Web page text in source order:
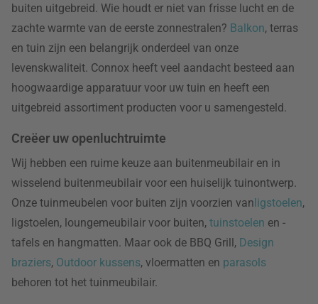
buiten uitgebreid. Wie houdt er niet van frisse lucht en de
zachte warmte van de eerste zonnestralen? Balkon, terras
en tuin zijn een belangrijk onderdeel van onze
levenskwaliteit. Connox heeft veel aandacht besteed aan
hoogwaardige apparatuur voor uw tuin en heeft een
uitgebreid assortiment producten voor u samengesteld.
Creëer uw openluchtruimte
Wij hebben een ruime keuze aan buitenmeubilair en in
wisselend buitenmeubilair voor een huiselijk tuinontwerp.
Onze tuinmeubelen voor buiten zijn voorzien vanligstoelen,
ligstoelen, loungemeubilair voor buiten, tuinstoelen en -
tafels en hangmatten. Maar ook de BBQ Grill, Design
braziers, Outdoor kussens, vloermatten en parasols
behoren tot het tuinmeubilair.